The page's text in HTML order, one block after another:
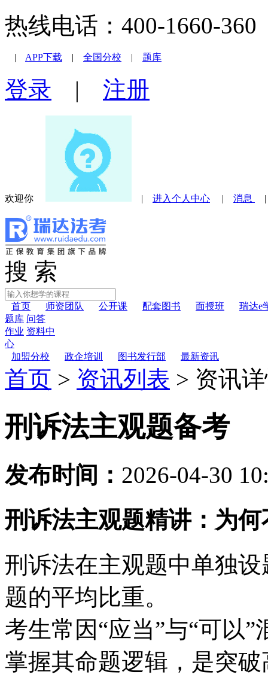
热线电话：400-1660-
| APP下载 | 全国分校 | 题库
登录 | 注册
欢迎你 | 进入个人中心 | 消息
搜 索
首页 师资团队 公开课 配套图书 面授班
瑞达e
题库 问答
作业 资料中
心
加盟分校
政企培训 图书发行部 最新资讯
首页 > 资讯列表 > 资讯
刑诉法主观题备考
发布时间： 2026-04-30
刑诉法主观题精讲：为
刑诉法在主观题中单独
题的平均比重。
考生常因“应当”与“可以
掌握其命题逻辑，是突